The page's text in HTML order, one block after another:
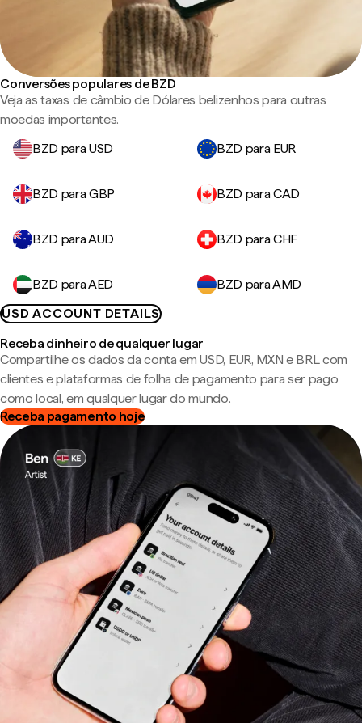
Conversões populares de BZD
Veja as taxas de câmbio de Dólares belizenhos para outras
moedas importantes.
BZD para USD
BZD para EUR
BZD para GBP BZD para CAD
BZD para AUD BZD para CHF
BZD para AED
BZD para AMD
USD ACCOUNT DETAILS
Receba dinheiro de qualquer lugar
Compartilhe os dados da conta em USD, EUR, MXN e BRL com
clientes e plataformas de folha de pagamento para ser pago
como local, em qualquer lugar do mundo.
Receba pagamento hoje